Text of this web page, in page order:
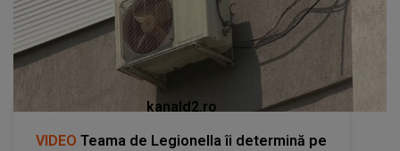
kanald2.ro
VIDEO Teama de Legionella îi determină pe